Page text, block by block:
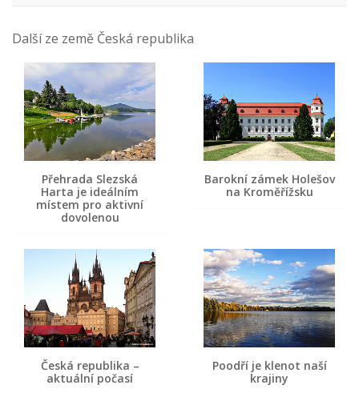
Další ze země Česká republika
Přehrada Slezská
Harta je ideálním
místem pro aktivní
dovolenou
Barokní zámek Holešov
na Kroměřížsku
Česká republika –
aktuální počasí
Poodří je klenot naší
krajiny